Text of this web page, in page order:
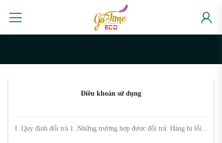
Điều khoản sử dụng
I. Quy định đổi trả 1. Những trường hợp được đổi trả: Hàng bị lỗi...